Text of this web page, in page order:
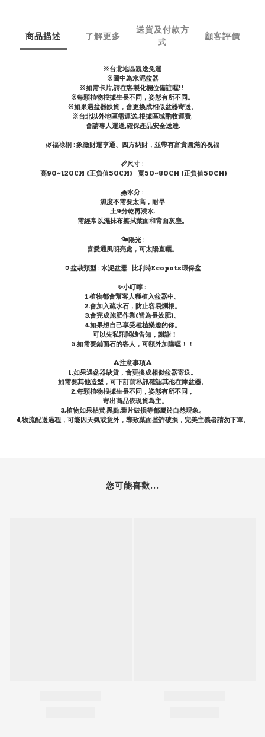
商品描述 了解更多
送貨及付款方
式
顧客評價
※台北地區親送免運
※圖中為水泥盆器
※如需卡片,請在客製化欄位備註喔!!
※每顆植物根據生長不同，姿態有所不同。
※如果遇盆器缺貨，會更換成相似盆器寄送。
※台北以外地區需運送,根據區域酌收運費.
會請專人運送,確保產品安全送達.
🌿福祿桐 : 象徵財運亨通、四方納財，並帶有富貴圓滿的祝福
📏尺寸 :
高90~120CM (正負值50CM) 寬50~80CM (正負值50CM)
🌧水分 :
濕度不需要太高，耐旱
土9分乾再澆水.
需經常以濕抹布擦拭葉面和背面灰塵。
🌤陽光 :
喜愛通風明亮處，可太陽直曬。
🏺盆栽類型 : 水泥盆器. 比利時Ecopots環保盆
✨小叮嚀 :
1.植物都會幫客人種植入盆器中。
2.會加入疏水石，防止容易爛根。
3.會完成施肥作業(皆為長效肥)。
4.如果想自己享受種植樂趣的你。
可以先私訊闆娘告知，謝謝！
5.如需要鋪面石的客人，可額外加購喔！！
⚠️注意事項⚠️
1,如果遇盆器缺貨，會更換成相似盆器寄送。
如需要其他造型，可下訂前私訊確認其他在庫盆器。
2,每顆植物根據生長不同，姿態有所不同，
寄出商品依現貨為主。
3,植物如果枯黃.黑點.葉片破損等都屬於自然現象。
4,物流配送過程，可能因天氣或意外，導致葉面些許破損，完美主義者請勿下單。
您可能喜歡...